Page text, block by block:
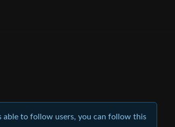
able to follow users, you can follow this